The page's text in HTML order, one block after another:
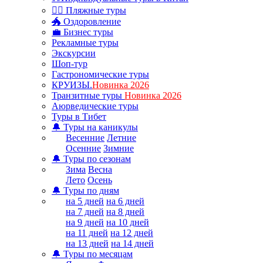
🏊‍♂ Пляжные туры
🐲 Оздоровление
💼 Бизнес туры
Рекламные туры
Экскурсии
Шоп-тур
Гастрономические туры
КРУИЗЫ.Новинка 2026
Транзитные туры Новинка 2026
Аюрведические туры
Туры в Тибет
🔔 Туры на каникулы
Весенние Летние
Осенние Зимние
🔔 Туры по сезонам
Зима Весна
Лето Осень
🔔 Туры по дням
на 5 дней на 6 дней
на 7 дней на 8 дней
на 9 дней на 10 дней
на 11 дней на 12 дней
на 13 дней на 14 дней
🔔 Туры по месяцам